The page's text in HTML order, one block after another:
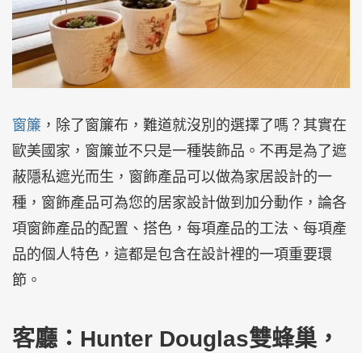
窗簾 ，除了窗簾布，難道就沒別的選擇了嗎？其實在
歐美國家，窗簾並不只是一種裝飾品。不再是為了遮
蔽隱私遮光而生，窗飾產品可以做為家居設計的一
種，窗飾產品可為您的居家設計做到加分動作，論各
項窗飾產品的配置、搭色，每項產品的工法、每項產
品的個人特色，這都是包含在設計裡的一項重要環
節。
客廳：Hunter Douglas雙蜂巢，